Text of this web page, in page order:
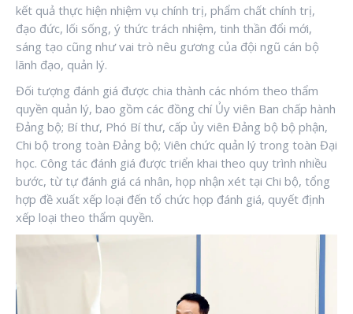
kết quả thực hiện nhiệm vụ chính trị, phẩm chất chính trị,
đạo đức, lối sống, ý thức trách nhiệm, tinh thần đổi mới,
sáng tạo cũng như vai trò nêu gương của đội ngũ cán bộ
lãnh đạo, quản lý.
Đối tượng đánh giá được chia thành các nhóm theo thẩm
quyền quản lý, bao gồm các đồng chí Ủy viên Ban chấp hành
Đảng bộ; Bí thư, Phó Bí thư, cấp ủy viên Đảng bộ bộ phận,
Chi bộ trong toàn Đảng bộ; Viên chức quản lý trong toàn Đại
học. Công tác đánh giá được triển khai theo quy trình nhiều
bước, từ tự đánh giá cá nhân, họp nhận xét tại Chi bộ, tổng
hợp đề xuất xếp loại đến tổ chức họp đánh giá, quyết định
xếp loại theo thẩm quyền.